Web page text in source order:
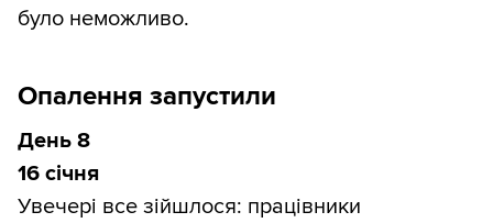
було неможливо.
Опалення запустили
День 8
16 січня
Увечері все зійшлося: працівники